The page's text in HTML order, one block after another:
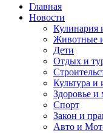
Главная
Новости
Кулинария
Животные
Дети
Отдых и
Культура и
Здоровье и
Спорт
Закон и
Авто и